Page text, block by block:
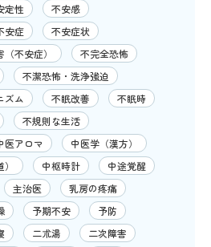
定性
不安感
安症
不安症状
不安症）
不完全恐怖
不潔恐怖・洗浄強迫
ズム 不眠改善
不眠時
不規則な生活
医アロマ
中医学（漢方）
中枢時計
中途覚醒
主治医
乳房の疼痛
予期不安
予防
二朮湯
二次障害